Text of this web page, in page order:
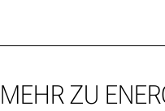
MEHR ZU